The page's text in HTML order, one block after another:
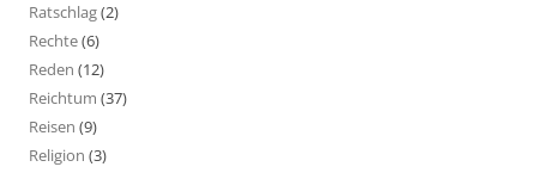
Ratschlag(2)
Rechte(6)
Reden (12)
Reichtum (37)
Reisen (9)
Religion (3)